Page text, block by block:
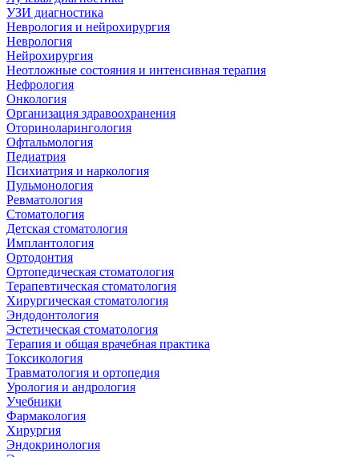
УЗИ диагностика
Неврология и нейрохирургия
Неврология
Нейрохирургия
Неотложные состояния и интенсивная терапия
Нефрология
Онкология
Организация здравоохранения
Оториноларингология
Офтальмология
Педиатрия
Психиатрия и наркология
Пульмонология
Ревматология
Стоматология
Детская стоматология
Имплантология
Ортодонтия
Ортопедическая стоматология
Терапевтическая стоматология
Хирургическая стоматология
Эндодонтология
Эстетическая стоматология
Терапия и общая врачебная практика
Токсикология
Травматология и ортопедия
Урология и андрология
Учебники
Фармакология
Хирургия
Эндокринология